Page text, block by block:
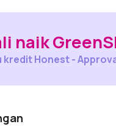
naik
Honest -